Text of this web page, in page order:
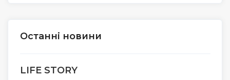
Останні новини
LIFE STORY